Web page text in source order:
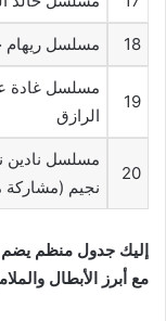
18 مسلسل ريهام
19
مسلسل غادة
الرازق
20
مسلسل نادين
نجيم (مشاركة
مع أبرز الأبطال